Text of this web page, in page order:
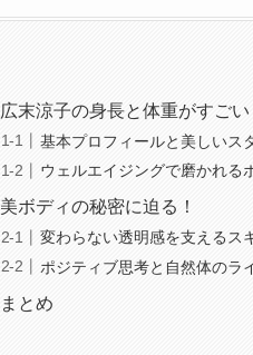
広末涼子の身長と体重がすごい
基本プロフィールと美しいス
ウェルエイジングで磨かれる
美ボディの秘密に迫る！
変わらない透明感を支えるス
ポジティブ思考と自然体のラ
まとめ